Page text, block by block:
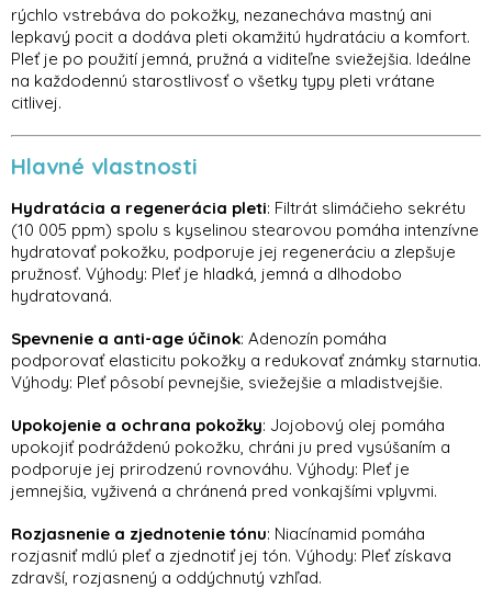
rýchlo vstrebáva do pokožky, nezanecháva mastný ani
lepkavý pocit a dodáva pleti okamžitú hydratáciu a komfort.
Pleť je po použití jemná, pružná a viditeľne sviežejšia. Ideálne
na každodennú starostlivosť o všetky typy pleti vrátane
citlivej.
Hlavné vlastnosti
Hydratácia a regenerácia pleti: Filtrát slimáčieho sekrétu
(10 005 ppm) spolu s kyselinou stearovou pomáha intenzívne
hydratovať pokožku, podporuje jej regeneráciu a zlepšuje
pružnosť. Výhody: Pleť je hladká, jemná a dlhodobo
hydratovaná.
Spevnenie a anti-age účinok: Adenozín pomáha
podporovať elasticitu pokožky a redukovať známky starnutia.
Výhody: Pleť pôsobí pevnejšie, sviežejšie a mladistvejšie.
Upokojenie a ochrana pokožky: Jojobový olej pomáha
upokojiť podráždenú pokožku, chráni ju pred vysúšaním a
podporuje jej prirodzenú rovnováhu. Výhody: Pleť je
jemnejšia, vyživená a chránená pred vonkajšími vplyvmi.
Rozjasnenie a zjednotenie tónu: Niacínamid pomáha
rozjasniť mdlú pleť a zjednotiť jej tón. Výhody: Pleť získava
zdravší, rozjasnený a oddýchnutý vzhľad.